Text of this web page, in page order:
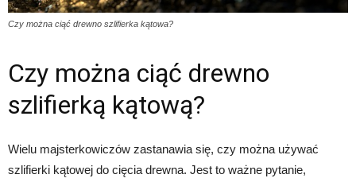
Czy można ciąć drewno szlifierka kątowa?
Czy można ciąć drewno
szlifierką kątową?
Wielu majsterkowiczów zastanawia się, czy można używać
szlifierki kątowej do cięcia drewna. Jest to ważne pytanie,